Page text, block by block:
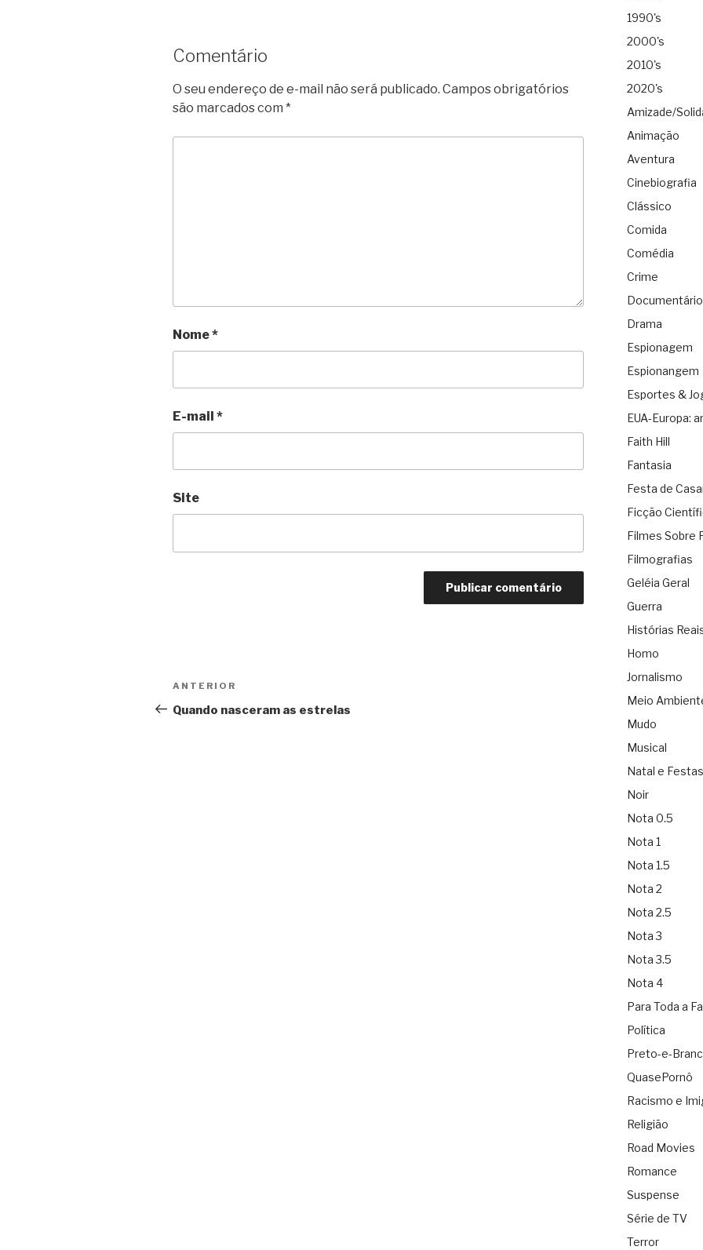
Comentário
O seu endereço de e-mail não será publicado. Campos obrigatórios
são marcados com *
Nome*
E-mail *
Site
Navegação
de
Anterior
ANTERIOR
Quando nasceram as estrelas
1990's
2000's
2010's
2020's
Amizade/
Animação
Aventura
Cinebiografia
Clássico
Comida
Comédia
Crime
Documentário
Drama
Espionagem
Espionangem
Esportes &
EUA-Europa:
Faith Hill
Fantasia
Festa de
Ficção
Filmes Sobre
Filmografias
Geléia Geral
Guerra
Histórias
Homo
Jornalismo
Meio
Mudo
Musical
Natal e Festas
Noir
Nota 0.5
Nota 1
Nota 1.5
Nota 2
Nota 2.5
Nota 3
Nota 3.5
Nota 4
Para Toda a
Política
Preto-e-
QuasePornô
Racismo e
Religião
Road Movies
Romance
Suspense
Série de TV
Terror